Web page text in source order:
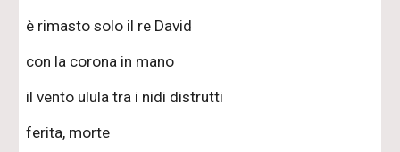
è rimasto solo il re David
con la corona in mano
il vento ulula tra i nidi distrutti
ferita, morte